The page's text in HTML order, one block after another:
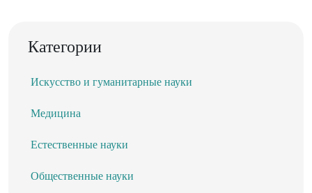
Категории
Искусство и гуманитарные науки
Медицина
Естественные науки
Общественные науки